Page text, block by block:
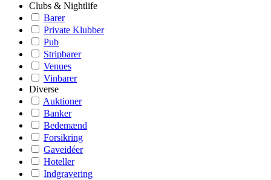
Clubs & Nightlife
Barer
Private Klubber
Pub
Stripbarer
Venues
Vinbarer
Diverse
Auktioner
Banker
Bedemænd
Forsikring
Gaveidéer
Hoteller
Indgravering